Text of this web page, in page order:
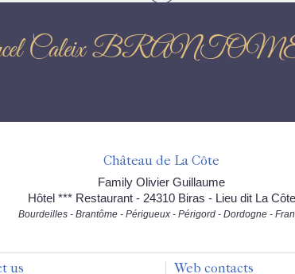
Marcel Caleix
Château de La Côte
Family Olivier Guillaume
Hôtel *** Restaurant - 24310 Biras - Lieu dit La Côte
Bourdeilles - Brantôme - Périgueux - Périgord - Dordogne -
us Web contacts